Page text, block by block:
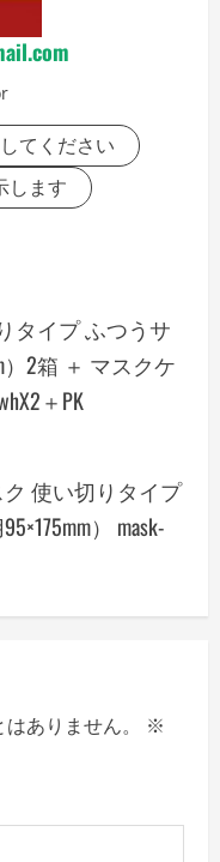
てください
します
タイプ ふつうサ
）2箱 ＋ マスクケ
＋PK
使い切りタイプ
） mask-
ありません。
※